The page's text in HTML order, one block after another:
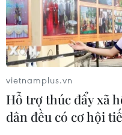
Hàn Quốc tăng cường
ngăn chặn đánh bạc
quân đội
06/08/2026 04:52
Tổng Bí thư, Chủ tịch
vietnamplus.vn
Hỗ trợ thúc đẩy xã
dân đều có cơ hội